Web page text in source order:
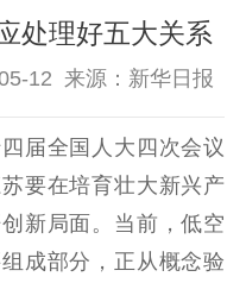
闻
告
处理好五大关系
12 来源：新华日报
全国人大四次会议
要在培育壮大新兴产
新局面。当前，低空
成部分，正从概念验